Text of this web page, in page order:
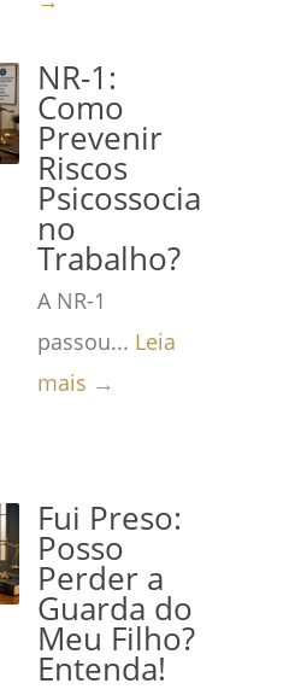
NR-1:
Como
Prevenir
Riscos
Psicossociais
no
Trabalho?
A NR-1
passou... Leia
mais →
Fui Preso:
Posso
Perder a
Guarda do
Meu Filho?
Entenda!